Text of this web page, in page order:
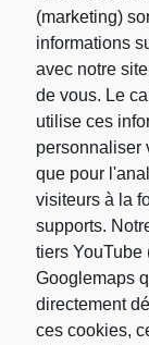
(marketing)
informations
avec notre
de vous. Le
utilise ces
personnaliser
que pour
visiteurs à la
supports.
tiers YouTube
Googlemaps
directement
ces cookies,
29